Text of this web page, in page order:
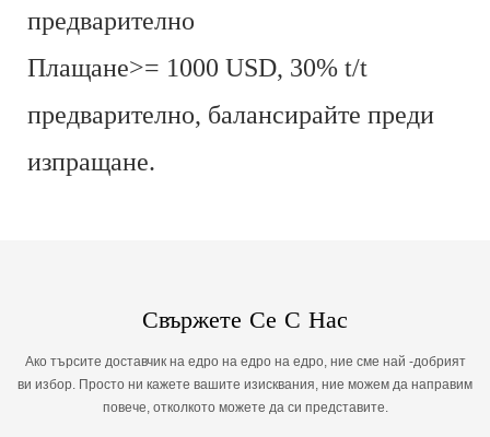
предварително
Плащане>= 1000 USD, 30% t/t
предварително, балансирайте преди
изпращане.
Свържете Се С Нас
Ако търсите доставчик на едро на едро на едро, ние сме най -добрият
ви избор. Просто ни кажете вашите изисквания, ние можем да направим
повече, отколкото можете да си представите.